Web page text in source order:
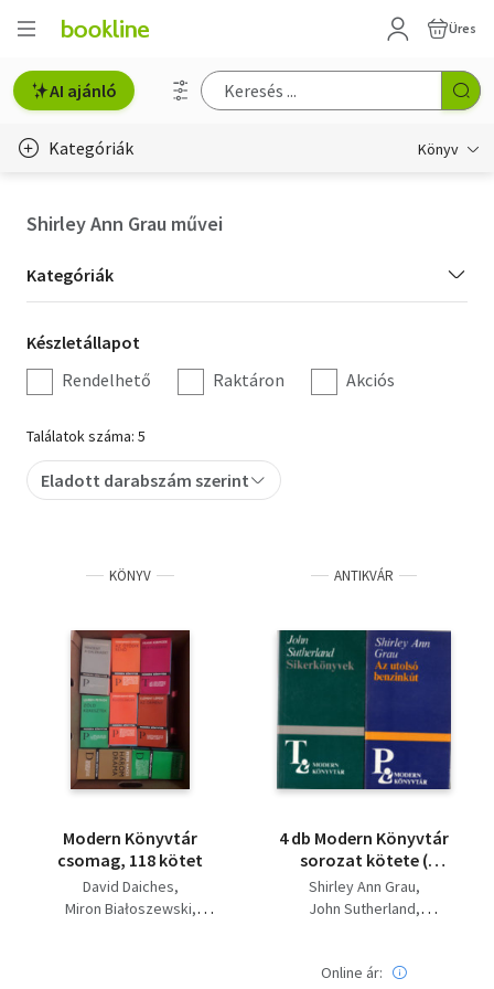
Üres
AI ajánló
Kategóriák Könyv
Hobbi, szabadidő
Irodalom
Művészet
Szakkönyv
Tankönyv, segédkönyv
Társadalomtudomány
Természettudomány
Történelem
Shirley Ann Grau művei
Kategória
szűrés
Kategóriák
Készletállapot
szűrés
Készletállapot
Rendelhető
Raktáron Akciós
Találatok száma: 5
Eladott darabszám szerint
KÖNYV
Modern Könyvtár
csomag, 118 kötet
David Daiches
Miron Białoszewski
ANTIKVÁR
4 db Modern Könyvtár
sorozat kötete (
együtt ) 1. Az utolsó
benzinkút 438, 2.
havannai kihallgatás
Shirley Ann Grau
John Sutherland
Online ár: